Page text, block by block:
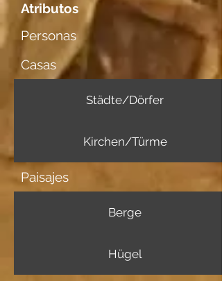
Atributos
Personas
Casas
Städte/Dörfer
Kirchen/Türme
Paisajes
Berge
Hügel